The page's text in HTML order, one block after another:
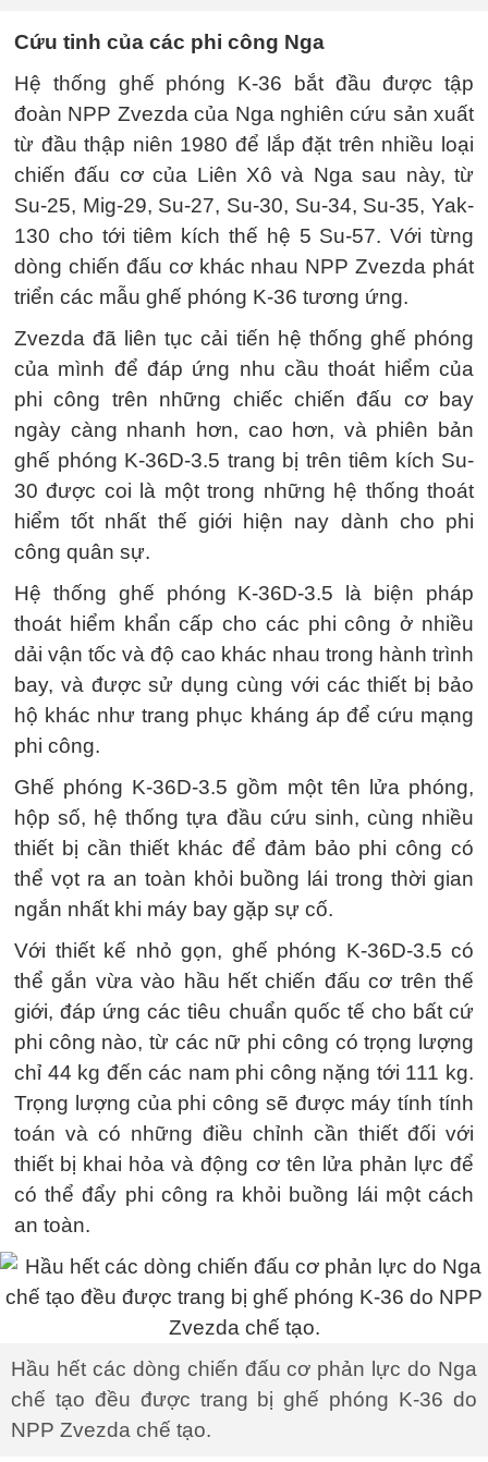
Cứu tinh của các phi công Nga
Hệ thống ghế phóng K-36 bắt đầu được tập
đoàn NPP Zvezda của Nga nghiên cứu sản xuất
từ đầu thập niên 1980 để lắp đặt trên nhiều loại
chiến đấu cơ của Liên Xô và Nga sau này, từ
Su-25, Mig-29, Su-27, Su-30, Su-34, Su-35, Yak-
130 cho tới tiêm kích thế hệ 5 Su-57. Với từng
dòng chiến đấu cơ khác nhau NPP Zvezda phát
triển các mẫu ghế phóng K-36 tương ứng.
Zvezda đã liên tục cải tiến hệ thống ghế phóng
của mình để đáp ứng nhu cầu thoát hiểm của
phi công trên những chiếc chiến đấu cơ bay
ngày càng nhanh hơn, cao hơn, và phiên bản
ghế phóng K-36D-3.5 trang bị trên tiêm kích Su-
30 được coi là một trong những hệ thống thoát
hiểm tốt nhất thế giới hiện nay dành cho phi
công quân sự.
Hệ thống ghế phóng K-36D-3.5 là biện pháp
thoát hiểm khẩn cấp cho các phi công ở nhiều
dải vận tốc và độ cao khác nhau trong hành trình
bay, và được sử dụng cùng với các thiết bị bảo
hộ khác như trang phục kháng áp để cứu mạng
phi công.
Ghế phóng K-36D-3.5 gồm một tên lửa phóng,
hộp số, hệ thống tựa đầu cứu sinh, cùng nhiều
thiết bị cần thiết khác để đảm bảo phi công có
thể vọt ra an toàn khỏi buồng lái trong thời gian
ngắn nhất khi máy bay gặp sự cố.
Với thiết kế nhỏ gọn, ghế phóng K-36D-3.5 có
thể gắn vừa vào hầu hết chiến đấu cơ trên thế
giới, đáp ứng các tiêu chuẩn quốc tế cho bất cứ
phi công nào, từ các nữ phi công có trọng lượng
chỉ 44 kg đến các nam phi công nặng tới 111 kg.
Trọng lượng của phi công sẽ được máy tính tính
toán và có những điều chỉnh cần thiết đối với
thiết bị khai hỏa và động cơ tên lửa phản lực để
có thể đẩy phi công ra khỏi buồng lái một cách
an toàn.
Hầu hết các dòng chiến đấu cơ phản lực do Nga
chế tạo đều được trang bị ghế phóng K-36 do
NPP Zvezda chế tạo.